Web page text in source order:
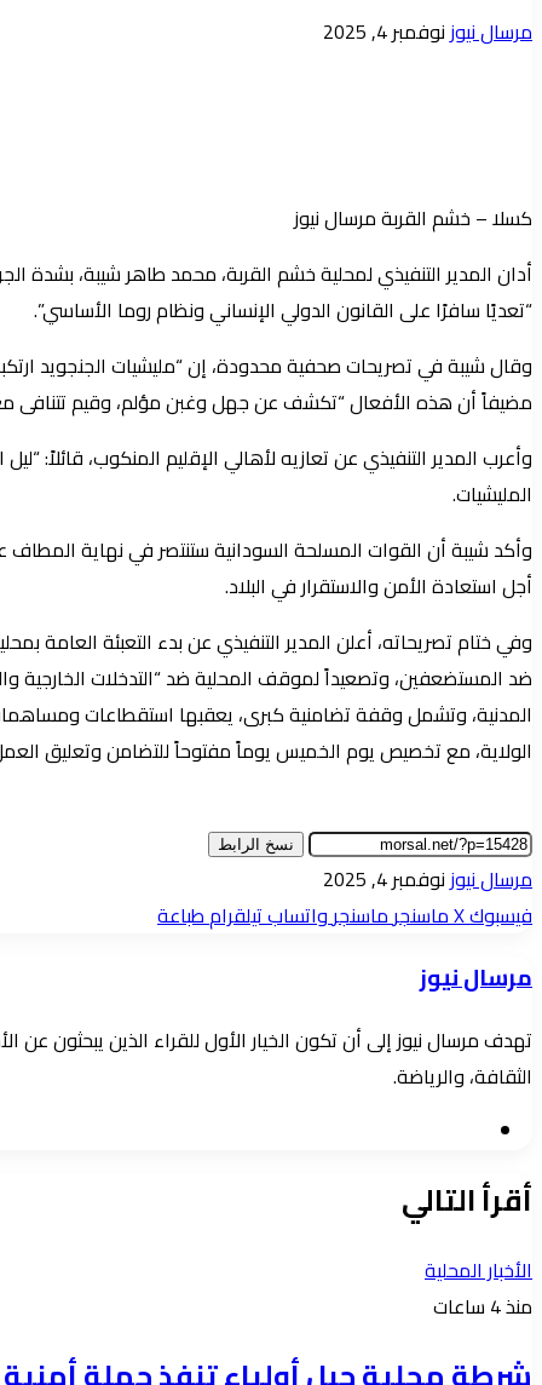
مرسال نيوزأرسل
نوفمبر 4, 2025
كسلا – خشم القربة مرسال نيوز
أدان المدير التنفيذي لمحلية خشم القربة، محمد طاهر شيبة، بشدة
“تعديًا سافرًا على القانون الدولي الإنساني ونظام روما الأساسي”.
وقال شيبة في تصريحات صحفية محدودة، إن “مليشيات الجنجويد
مضيفاً أن هذه الأفعال “تكشف عن جهل وغبن مؤلم، وقيم تتنافى
وأعرب المدير التنفيذي عن تعازيه لأهالي الإقليم المنكوب،
المليشيات.
وأكد شيبة أن القوات المسلحة السودانية ستنتصر في نهاية
أجل استعادة الأمن والاستقرار في البلاد.
وفي ختام تصريحاته، أعلن المدير التنفيذي عن بدء التعبئة العامة
ضد المستضعفين، وتصعيداً لموقف المحلية ضد “التدخلات الخارجية
المدنية، وتشمل وقفة تضامنية كبرى، يعقبها استقطاعات
الولاية، مع تخصيص يوم الخميس يوماً مفتوحاً للتضامن وتعليق
نسخ الرابط
مرسال نيوزأرسل
بريدا
نوفمبر 4, 2025
فيسبوك‫Xماسنجرماسنجرواتسابتيلقرامطباعة
مرسال نيوز
تهدف مرسال نيوز إلى أن تكون الخيار الأول للقراء الذين يبحثون
الثقافة، والرياضة.
أقرأ التالي
الأخبار المحلية
منذ 4 ساعات